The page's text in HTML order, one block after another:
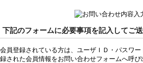
下記のフォームに必要事項を記入してご送
会員登録されている方は、ユーザＩＤ・パスワ
録された会員情報をお問い合わせフォームへ呼び